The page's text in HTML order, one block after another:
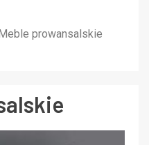
prowansalskie